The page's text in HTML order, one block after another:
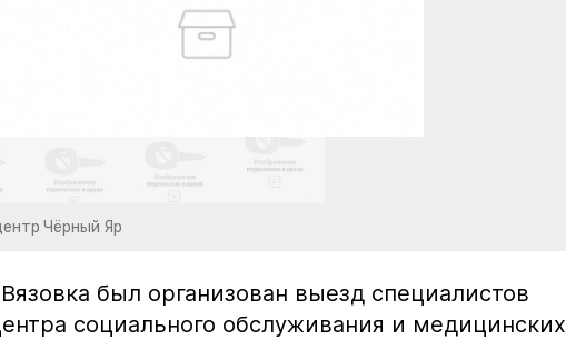
Чёрный Яр
был организован выезд специалистов
социального обслуживания и медицинских